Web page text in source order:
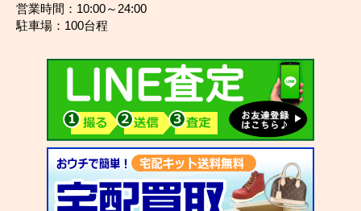
営業時間：10:00～24:00
駐車場：100台程